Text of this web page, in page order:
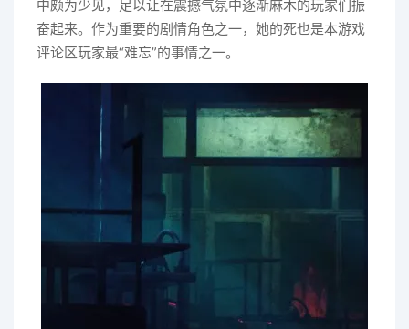
中颇为少见，足以让在震撼气氛中逐渐麻木的玩家们振
奋起来。作为重要的剧情角色之一，她的死也是本游戏
评论区玩家最“难忘”的事情之一。